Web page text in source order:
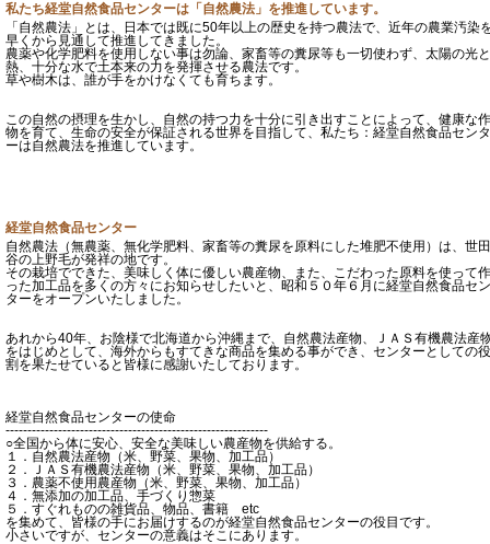
私たち経堂自然食品センターは「自然農法」を推進しています。
「自然農法」とは、日本では既に50年以上の歴史を持つ農法で、近年の農業汚染
早くから見通して推進してきました。
農薬や化学肥料を使用しない事は勿論、家畜等の糞尿等も一切使わず、太陽の光と
熱、十分な水で土本来の力を発揮させる農法です。
草や樹木は、誰が手をかけなくても育ちます。
この自然の摂理を生かし、自然の持つ力を十分に引き出すことによって、健康な作
物を育て、生命の安全が保証される世界を目指して、私たち：経堂自然食品センタ
ーは自然農法を推進しています。
経堂自然食品センター
自然農法（無農薬、無化学肥料、家畜等の糞尿を原料にした堆肥不使用）は、世田
谷の上野毛が発祥の地です。
その栽培でできた、美味しく体に優しい農産物、また、こだわった原料を使って作
った加工品を多くの方々にお知らせしたいと、昭和５０年６月に経堂自然食品セン
ターをオープンいたしました。
あれから40年、お陰様で北海道から沖縄まで、自然農法産物、ＪＡＳ有機農法産
をはじめとして、海外からもすてきな商品を集める事ができ、センターとしての役
割を果たせていると皆様に感謝いたしております。
経堂自然食品センターの使命
------------------------------------------------------------
○全国から体に安心、安全な美味しい農産物を供給する。
１．自然農法産物（米、野菜、果物、加工品）
２．ＪＡＳ有機農法産物（米、野菜、果物、加工品）
３．農薬不使用農産物（米、野菜、果物、加工品）
４．無添加の加工品、手づくり惣菜
５．すぐれものの雑貨品、物品、書籍 etc
を集めて、皆様の手にお届けするのが経堂自然食品センターの役目です。
小さいですが、センターの意義はそこにあります。